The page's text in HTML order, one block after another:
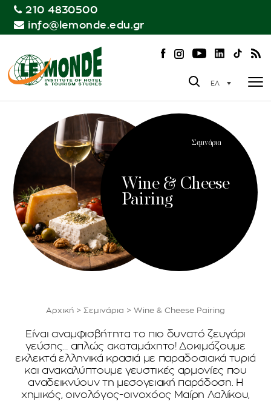
210 4830500
info@lemonde.edu.gr
ΕΛ
Σεμινάρια
Wine & Cheese
Pairing
Αρχική > Σεμινάρια > Wine & Cheese Pairing
Είναι αναμφισβήτητα το πιο δυνατό ζευγάρι
γεύσης… απλώς ακαταμάχητο! Δοκιμάζουμε
εκλεκτά ελληνικά κρασιά με παραδοσιακά τυριά
και ανακαλύπτουμε γευστικές αρμονίες που
αναδεικνύουν τη μεσογειακή παράδοση. Η
χημικός, οινολόγος-οινοχόος Μαίρη Λαλίκου,